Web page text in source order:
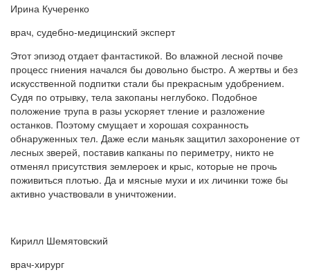
Ирина Кучеренко
врач, судебно-медицинский эксперт
Этот эпизод отдает фантастикой. Во влажной лесной почве
процесс гниения начался бы довольно быстро. А жертвы и без
искусственной подпитки стали бы прекрасным удобрением.
Судя по отрывку, тела закопаны неглубоко. Подобное
положение трупа в разы ускоряет тление и разложение
останков. Поэтому смущает и хорошая сохранность
обнаруженных тел. Даже если маньяк защитил захоронение от
лесных зверей, поставив капканы по периметру, никто не
отменял присутствия землероек и крыс, которые не прочь
поживиться плотью. Да и мясные мухи и их личинки тоже бы
активно участвовали в уничтожении.
Кирилл Шемятовский
врач-хирург